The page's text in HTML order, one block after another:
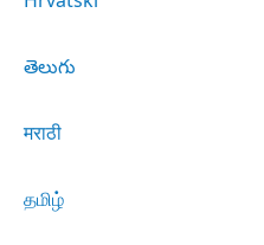
తెలుగు
मराठी
தமிழ்